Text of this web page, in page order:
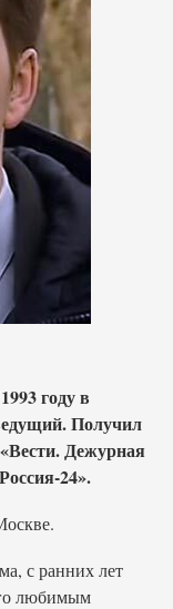
году в
Получил
Дежурная
24».
с ранних лет
любимым